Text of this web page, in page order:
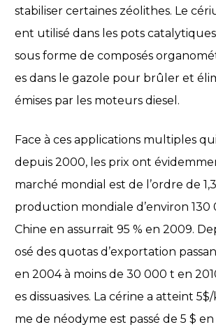
stabiliser certaines zéolithes. Le
ent utilisé dans les pots
sous forme de composés
es dans le gazole pour brûler et
émises par les moteurs diesel.
Face à ces applications multiples
depuis 2000, les prix ont
marché mondial est de l’ordre de
production mondiale d’environ 130
Chine en assurrait 95 % en 2009.
osé des quotas d’exportation
en 2004 à moins de 30 000 t en
es dissuasives. La cérine a atteint
me de néodyme est passé de 5 $